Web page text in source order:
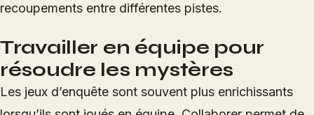
recoupements entre différentes pistes.
Travailler en équipe pour
résoudre les mystères
Les jeux d’enquête sont souvent plus enrichissants